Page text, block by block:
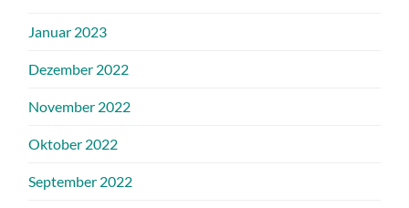
Januar 2023
Dezember 2022
November 2022
Oktober 2022
September 2022